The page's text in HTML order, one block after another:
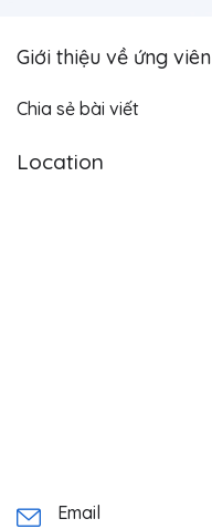
Giới thiệu về ứng viên
Chia sẻ bài viết
Location
Email